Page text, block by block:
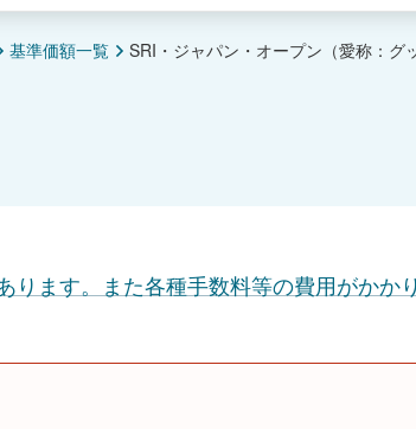
基準価額一覧 SRI・ジャパン・オープン（愛称：グ
ます。また各種手数料等の費用がかか